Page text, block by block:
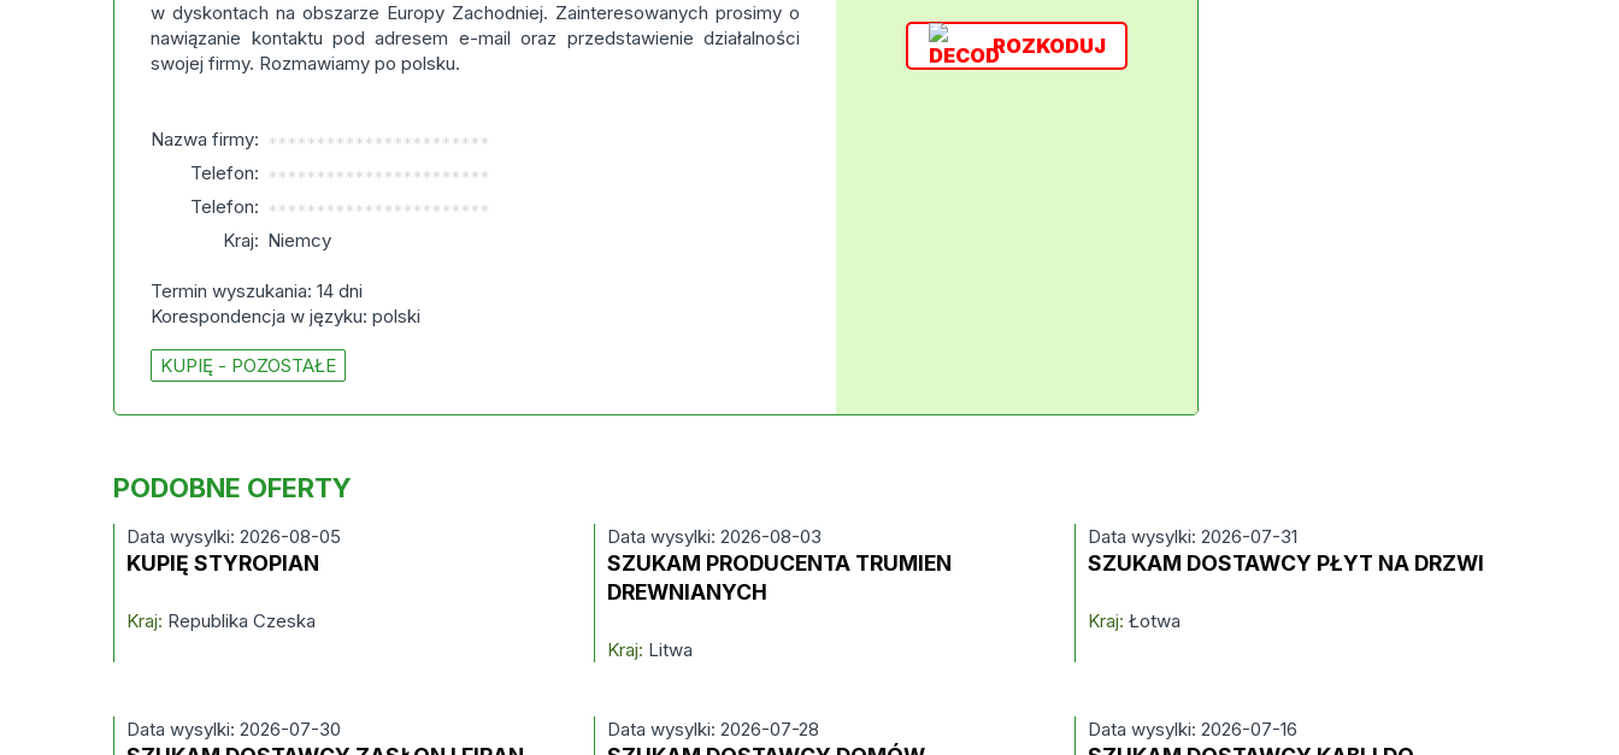
w dyskontach na obszarze Europy Zachodniej. Zainteresowanych prosimy o
nawiązanie kontaktu pod adresem e-mail oraz przedstawienie działalności
swojej firmy. Rozmawiamy po polsku.
Nazwa firmy: ***********************
Telefon: ***********************
Telefon: ***********************
Kraj: Niemcy
Termin wyszukania: 14 dni
Korespondencja w języku: polski
KUPIĘ - POZOSTAŁE
ROZKODUJ
PODOBNE OFERTY
Data wysylki: 2026-08-05
KUPIĘ STYROPIAN
Kraj: Republika Czeska
Data wysylki: 2026-08-03
SZUKAM PRODUCENTA TRUMIEN
DREWNIANYCH
Kraj: Litwa
Data wysylki: 2026-07-31
SZUKAM DOSTAWCY PŁYT NA DRZWI
Kraj: Łotwa
Data wysylki: 2026-07-30 Data wysylki: 2026-07-28 Data wysylki: 2026-07-16